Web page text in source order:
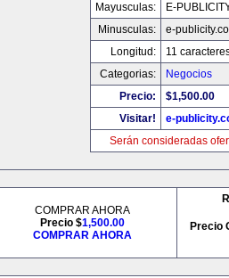
Mayusculas:
E-
Minusculas:
e-
Longitud:
11
Categorias:
Negocios
Precio:
$1,500.00
Visitar!
e-
Serán consideradas
COMPRAR AHORA
Precio $1,500.00
COMPRAR AHORA
Precio